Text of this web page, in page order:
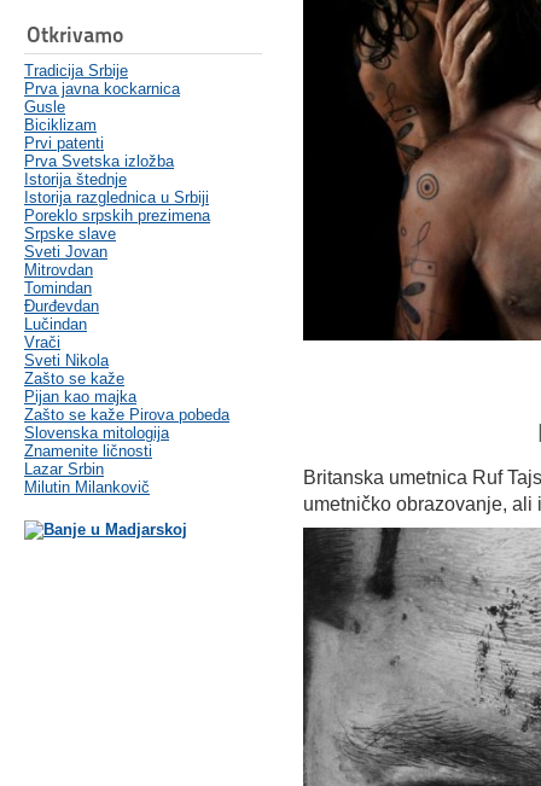
Otkrivamo
Tradicija Srbije
Prva javna kockarnica
Gusle
Biciklizam
Prvi patenti
Prva Svetska izložba
Istorija štednje
Istorija razglednica u Srbiji
Poreklo srpskih prezimena
Srpske slave
Sveti Jovan
Mitrovdan
Tomindan
Đurđevdan
Lučindan
Vrači
Sveti Nikola
Zašto se kaže
Pijan kao majka
Zašto se kaže Pirova pobeda
Slovenska mitologija
Znamenite ličnosti
Lazar Srbin
Milutin Milankovič
Britanska umetnica Ruf
umetničko obrazovanje,